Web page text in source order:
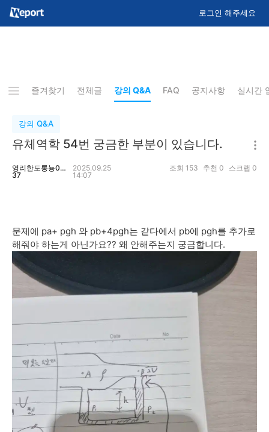
로그인 해주세요
즐겨찾기 전체글 강의 Q&A FAQ 공지사항 실시간
강의 Q&A
유체역학 54번 궁금한 부분이 있습니다.
영리한도롱뇽08
37
2025.09.25
14:07
조회 153 추천 0 스크랩 0
문제에 pa+ pgh 와 pb+4pgh는 같다에서 pb에 pgh를 추가로
해줘야 하는게 아닌가요?? 왜 안해주는지 궁금합니다.